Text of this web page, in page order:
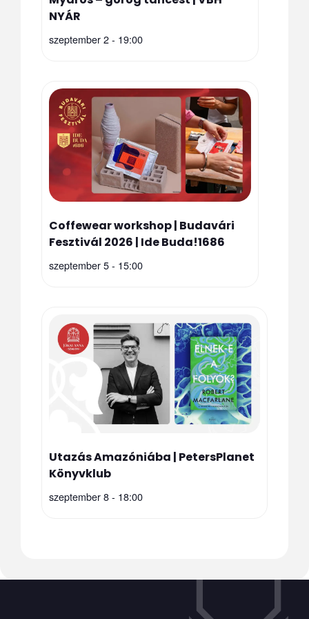
NYÁR
szeptember 2 - 19:00
Coffewear workshop | Budavári
Fesztivál 2026 | Ide Buda!1686
szeptember 5 - 15:00
Utazás Amazóniába | PetersPlanet
Könyvklub
szeptember 8 - 18:00